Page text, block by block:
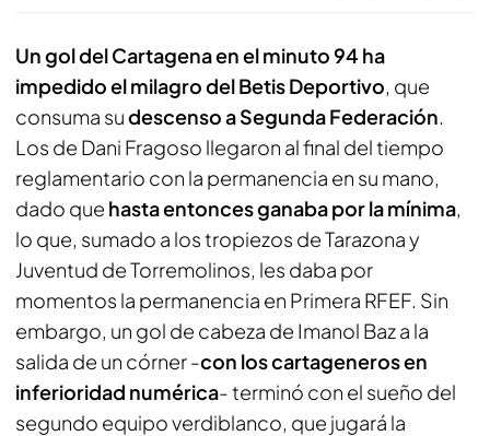
Un gol del Cartagena en el minuto 94 ha
impedido el milagro del Betis Deportivo, que
consuma sudescenso a Segunda Federación.
Los de Dani Fragoso llegaron al final del tiempo
reglamentario con la permanencia en su mano,
dado que hasta entonces ganaba por la mínima,
lo que, sumado a los tropiezos de Tarazona y
Juventud de Torremolinos, les daba por
momentos la permanencia en Primera RFEF. Sin
embargo, un gol de cabeza de Imanol Baz a la
salida de un córner -con los cartageneros en
inferioridad numérica- terminó con el sueño del
segundo equipo verdiblanco, que jugará la